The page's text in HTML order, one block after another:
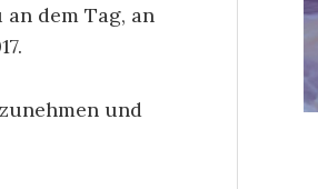
dem Tag, an
und